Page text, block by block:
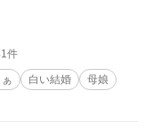
と、娘の死の裏にある政治
件
白い結婚
母娘